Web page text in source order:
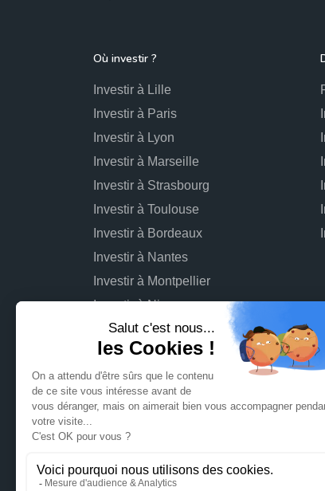
Où investir ?
Investir à Lille
Investir à Paris
Investir à Lyon
Investir à Marseille
Investir à Strasbourg
Investir à Toulouse
Investir à Bordeaux
Investir à Nantes
Investir à Montpellier
Investir à Nice
L'investissement dans des projets immobiliers
connaître : risque de perte totale ou partielle du
opérationnel du projet pouvant entraîner une
Signatures en ligne assurées par